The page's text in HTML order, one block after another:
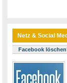
Netz & Social
Facebook